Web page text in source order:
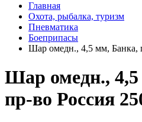
Главная
Охота, рыбалка, туризм
Пневматика
Боеприпасы
Шар омедн., 4,5 мм, Банка,
Шар омедн.,
пр-во Россия